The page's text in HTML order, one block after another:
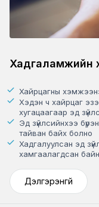
Хадгаламжийн
Хайрцагны
Хэдэн ч хайрцаг
хугацаагаар эд
Эд зүйлсийнхээ
тайван байх болно
Хадгалуулсан эд
хамгаалагдсан
Дэлгэрэнгүй